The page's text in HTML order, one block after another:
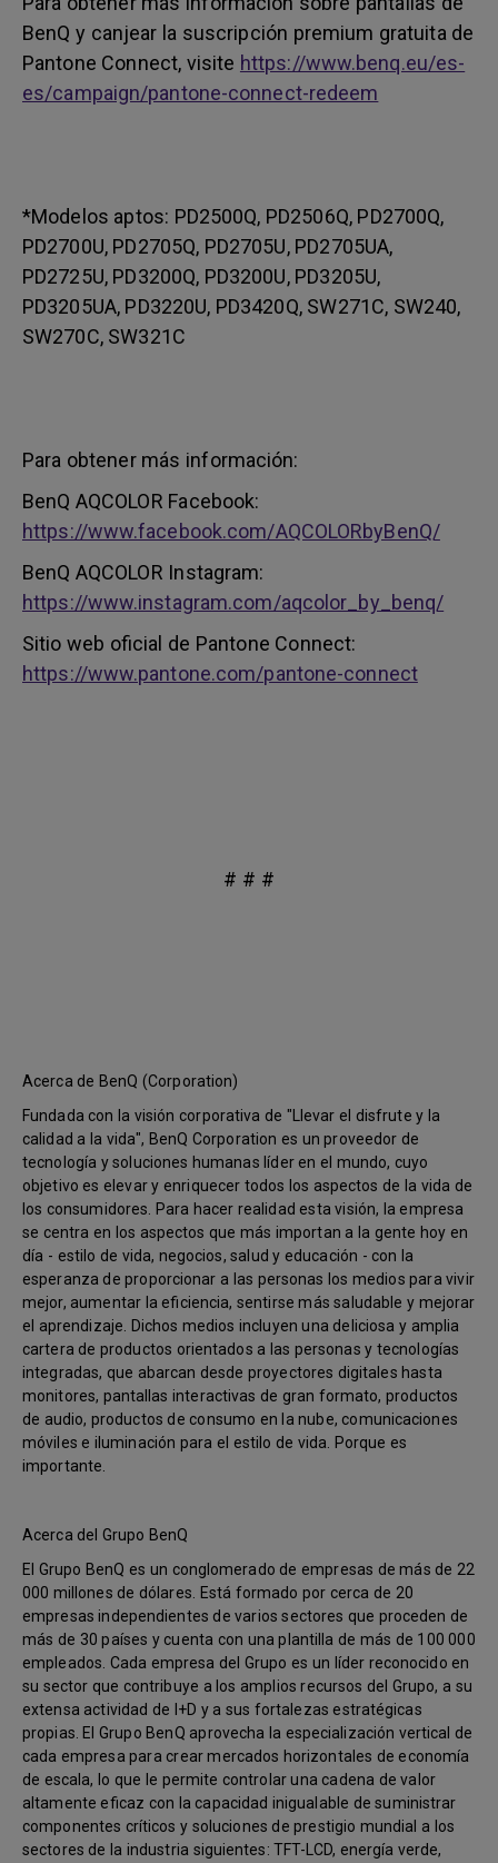
BenQ y canjear la suscripción premium gratuita de
Pantone Connect, visite https://www.benq.eu/es-
es/campaign/pantone-connect-redeem
*Modelos aptos: PD2500Q, PD2506Q, PD2700Q,
PD2700U, PD2705Q, PD2705U, PD2705UA,
PD2725U, PD3200Q, PD3200U, PD3205U,
PD3205UA, PD3220U, PD3420Q, SW271C, SW240,
SW270C, SW321C
Para obtener más información:
BenQ AQCOLOR Facebook:
https://www.facebook.com/AQCOLORbyBenQ/
BenQ AQCOLOR Instagram:
https://www.instagram.com/aqcolor_by_benq/
Sitio web oficial de Pantone Connect:
https://www.pantone.com/pantone-connect
# # #
Acerca de BenQ (Corporation)
Fundada con la visión corporativa de "Llevar el disfrute y la
calidad a la vida", BenQ Corporation es un proveedor de
tecnología y soluciones humanas líder en el mundo, cuyo
objetivo es elevar y enriquecer todos los aspectos de la vida de
los consumidores. Para hacer realidad esta visión, la empresa
se centra en los aspectos que más importan a la gente hoy en
día - estilo de vida, negocios, salud y educación - con la
esperanza de proporcionar a las personas los medios para vivir
mejor, aumentar la eficiencia, sentirse más saludable y mejorar
el aprendizaje. Dichos medios incluyen una deliciosa y amplia
cartera de productos orientados a las personas y tecnologías
integradas, que abarcan desde proyectores digitales hasta
monitores, pantallas interactivas de gran formato, productos
de audio, productos de consumo en la nube, comunicaciones
móviles e iluminación para el estilo de vida. Porque es
importante.
Acerca del Grupo BenQ
El Grupo BenQ es un conglomerado de empresas de más de 22
000 millones de dólares. Está formado por cerca de 20
empresas independientes de varios sectores que proceden de
más de 30 países y cuenta con una plantilla de más de 100 000
empleados. Cada empresa del Grupo es un líder reconocido en
su sector que contribuye a los amplios recursos del Grupo, a su
extensa actividad de I+D y a sus fortalezas estratégicas
propias. El Grupo BenQ aprovecha la especialización vertical de
cada empresa para crear mercados horizontales de economía
de escala, lo que le permite controlar una cadena de valor
altamente eficaz con la capacidad inigualable de suministrar
componentes críticos y soluciones de prestigio mundial a los
sectores de la industria siguientes: TFT-LCD, energía verde,